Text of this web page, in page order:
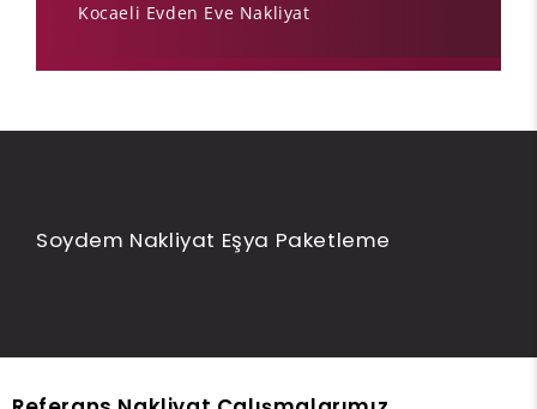
Kocaeli Evden Eve Nakliyat
Soydem Nakliyat Eşya Paketleme
Müşteri Memnuniyeti Garantisi ile